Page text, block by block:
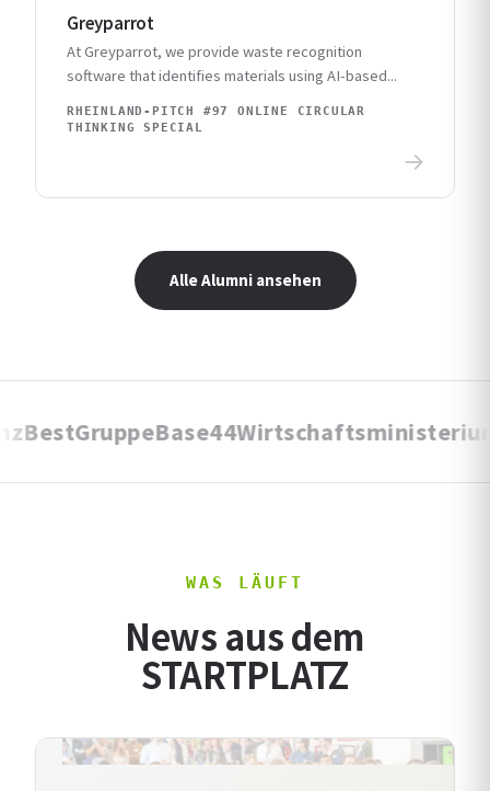
Greyparrot
At Greyparrot, we provide waste recognition
software that identifies materials using AI-based...
RHEINLAND-PITCH #97 ONLINE CIRCULAR
THINKING SPECIAL
Alle Alumni ansehen
Base44Wirtschaftsministerium
WAS LÄUFT
News aus dem
STARTPLATZ